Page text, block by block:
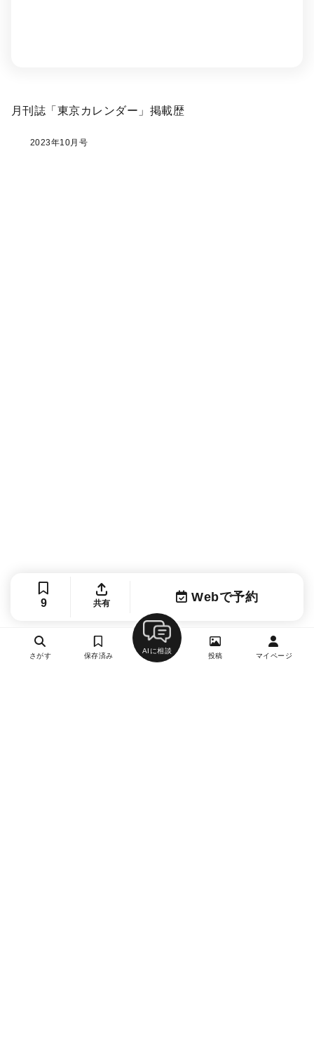
月刊誌「東京カレンダー」掲載歴
2023年10月号
9 共有 Webで予約
さがす 保存済み
AIに相談
投稿 マイページ